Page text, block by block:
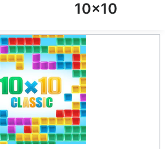
10x10